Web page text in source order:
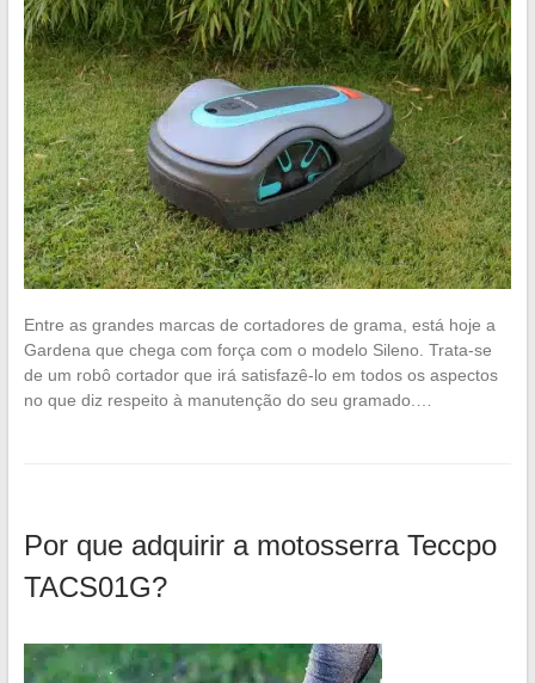
Entre as grandes marcas de cortadores de grama, está hoje a
Gardena que chega com força com o modelo Sileno. Trata-se
de um robô cortador que irá satisfazê-lo em todos os aspectos
no que diz respeito à manutenção do seu gramado.…
Por que adquirir a motosserra Teccpo
TACS01G?